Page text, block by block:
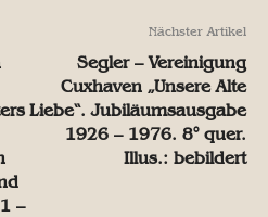
–
Nächster Artikel
Segler – Vereinigung
Cuxhaven „Unsere Alte
Liebe“. Jubiläumsausgabe
1926 – 1976. 8° quer.
Illus.: bebildert